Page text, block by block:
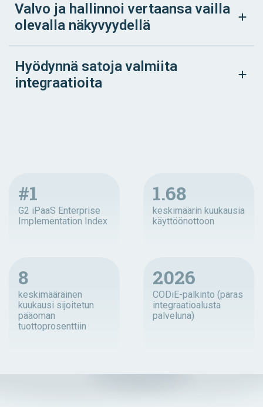
Valvo ja hallinnoi vertaansa vailla
olevalla näkyvyydellä
Hyödynnä satoja valmiita
integraatioita
#1
G2 iPaaS Enterprise
Implementation Index
1.68
keskimäärin kuukausia
käyttöönottoon
8
keskimääräinen
kuukausi sijoitetun
pääoman
tuottoprosenttiin
2026
CODiE-palkinto (paras
integraatioalusta
palveluna)